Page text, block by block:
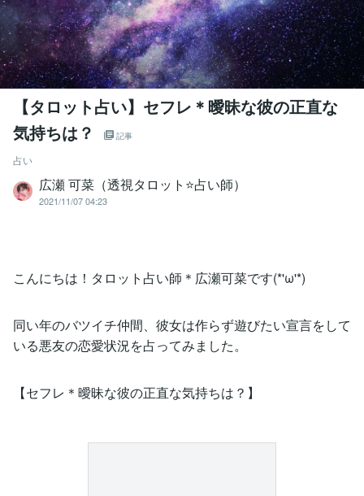
【タロット占い】セフレ＊曖昧な彼の正直な
気持ちは？
記事
占い
広瀬 可菜（透視タロット⭐占い師）
2021/11/07 04:23
こんにちは！タロット占い師＊広瀬可菜です(*'ω'*)
同い年のバツイチ仲間、彼女は作らず遊びたい宣言をして
いる悪友の恋愛状況を占ってみました。
【セフレ＊曖昧な彼の正直な気持ちは？】